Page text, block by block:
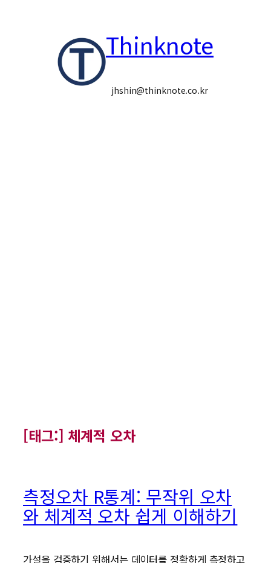
Thinknote
jhshin@thinknote.co.kr
[태그:] 체계적 오차
측정오차 R통계: 무작위 오차
와 체계적 오차 쉽게 이해하기
가설을 검증하기 위해서는 데이터를 정확하게 측정하고